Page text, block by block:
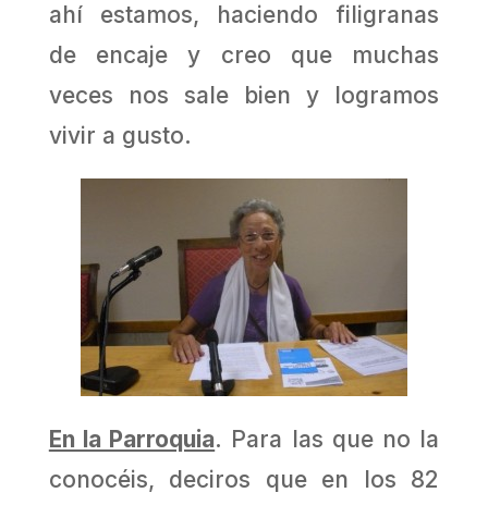
ahí estamos, haciendo filigranas
de encaje y creo que muchas
veces nos sale bien y logramos
vivir a gusto.
En la Parroquia. Para las que no la
conocéis, deciros que en los 82